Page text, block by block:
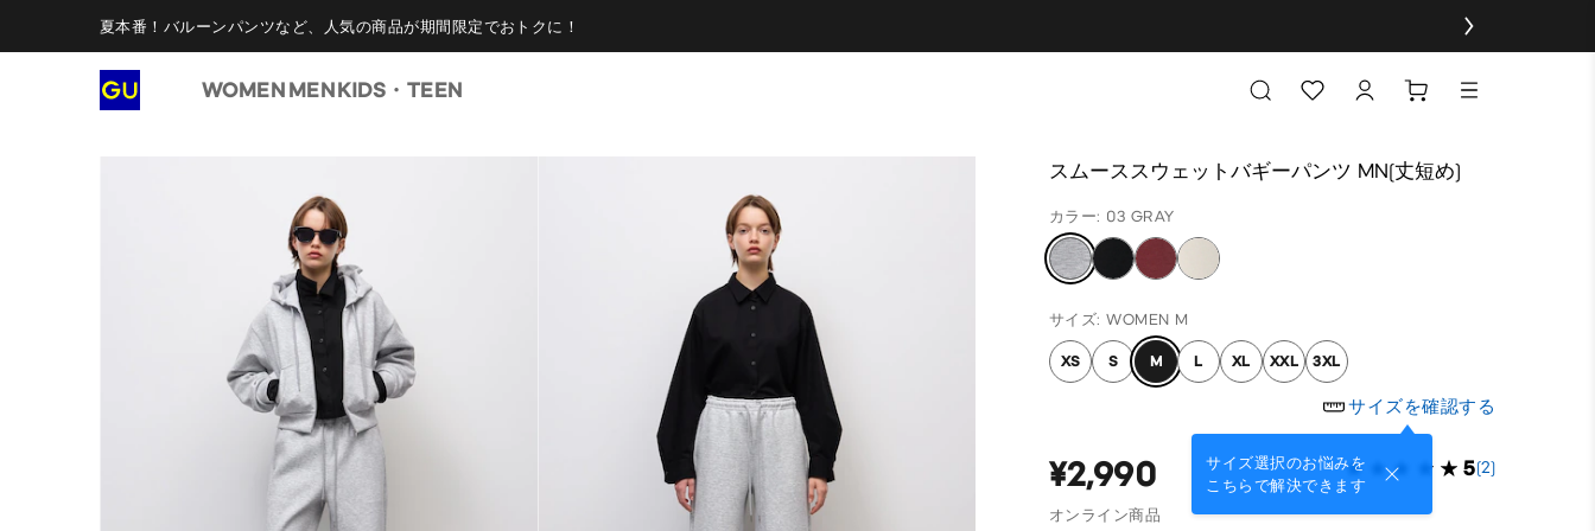
夏本番！バルーンパンツなど、人気の商品が期間限定でおトクに！
WOMEN MENKIDS・TEEN
スムーススウェットバギーパンツ MN(丈短め)
カラー: 03 GRAY
サイズ: WOMEN M
XS S M L XL XXL 3XL
サイズを確認する
サイズ選択のお悩みを
こちらで解決できます
¥2,990 5(2)
オンライン商品